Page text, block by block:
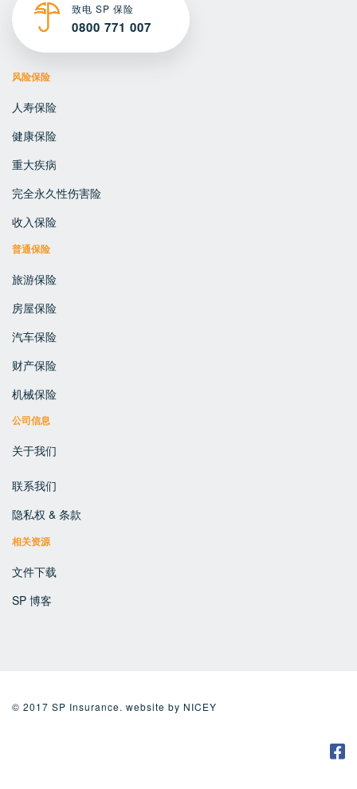
致电 SP 保险
0800 771 007
风险保险
人寿保险
健康保险
重大疾病
完全永久性伤害险
收入保险
普通保险
旅游保险
房屋保险
汽车保险
财产保险
机械保险
公司信息
关于我们
联系我们
隐私权 & 条款
相关资源
文件下载
SP 博客
© 2017 SP Insurance. website by NICEY